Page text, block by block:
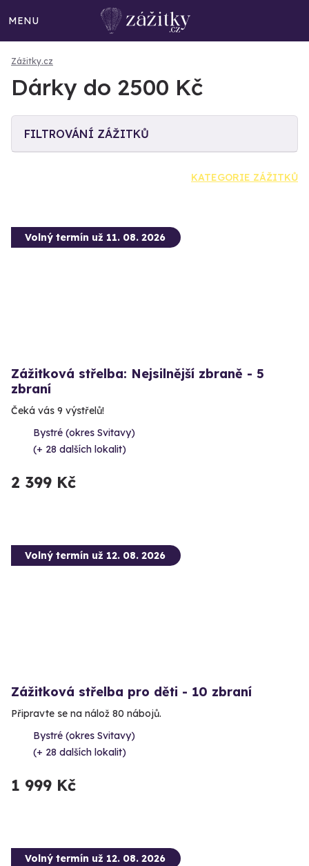
MENU
Zážitky.cz
Dárky do 2500 Kč
FILTROVÁNÍ ZÁŽITKŮ
KATEGORIE ZÁŽITKŮ
Volný termín už 11. 08. 2026
Zážitková střelba: Nejsilnější zbraně - 5
zbraní
Čeká vás 9 výstřelů!
Bystré (okres Svitavy)
(+ 28 dalších lokalit)
2 399 Kč
Volný termín už 12. 08. 2026
Zážitková střelba pro děti - 10 zbraní
Připravte se na nálož 80 nábojů.
Bystré (okres Svitavy)
(+ 28 dalších lokalit)
1 999 Kč
Volný termín už 12. 08. 2026